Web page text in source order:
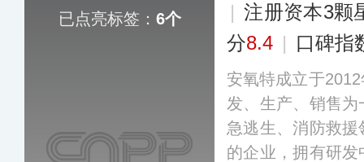
已点亮标签： 6个
| 注册资本3颗
分8.4 | 口碑指
安氧特成立于
发、生产、销售
急逃生、消防救
的企业，拥有研